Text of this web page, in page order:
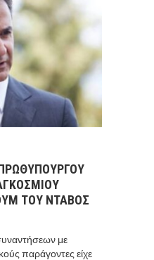
ΤΟΥ ΝΤΑΒΟΣ
με
παράγοντες είχε